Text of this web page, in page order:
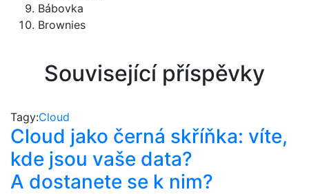
Bábovka
Brownies
Související příspěvky
Tagy:Cloud
Cloud jako černá skříňka: víte,
kde jsou vaše data?
A dostanete se k nim?